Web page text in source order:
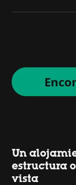
Un
estructura
vista